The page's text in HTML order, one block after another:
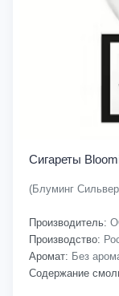
Сигареты
(Блуминг
Производитель:
Производство:
Аромат: Без
Содержание